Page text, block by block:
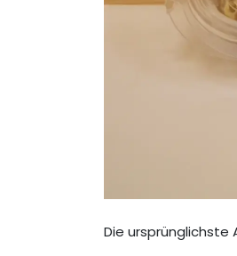
Die ursprünglichste